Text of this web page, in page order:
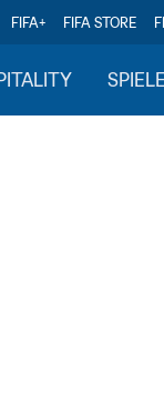
FIFA+ FIFA STORE